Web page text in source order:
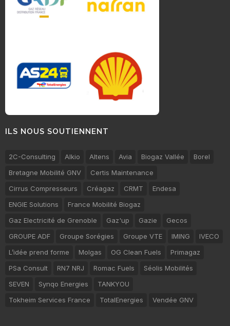
ILS NOUS SOUTIENNENT
2C-Consulting Alkio Altens Avia Biogaz Vallée
Borel
Bretagne Mobilité GNV
Certis Maintenance
Cirrus Compresseurs
Créagaz CRMT
Endesa
ENGIE Solutions
France Mobilité Biogaz
Gaz Electricité de Grenoble
Gaz'up Gazie
Gecos
GROUPE ADF
Groupe Sorégies Groupe VTE IMING
IVECO
L’idée prend forme
Molgas OG Clean Fuels
Primagaz
PSa Consult
RN7 NRJ Romac Fuels
Séolis Mobilités
SEVEN
Synqo Energies
TANKYOU
Tokheim Services France
TotalEnergies Vendée GNV